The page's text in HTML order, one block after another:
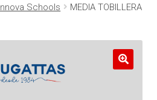
Schools MEDIA TOBILLERA